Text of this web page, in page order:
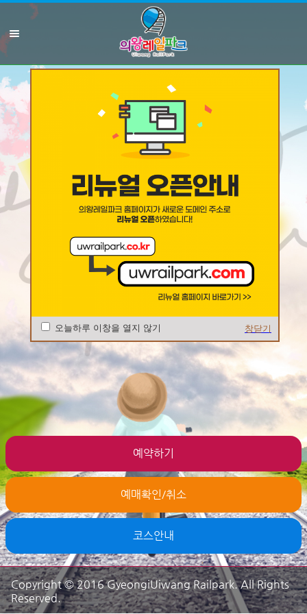
오늘하루 이창을 열지 않기 창닫기
예약하기
예매확인/취소
코스안내
Copyright © 2016 GyeongiUiwang Railpark. All Rights
Reserved.